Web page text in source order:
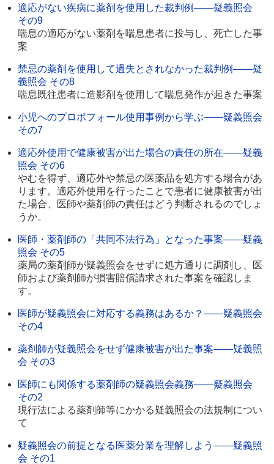
適応がない疾病に薬剤を使用した裁判例――疑義照会
その9
喘息の適応がない薬剤を喘息患者に投与し、死亡した事
案
禁忌の薬剤を使用して過失とされなかった裁判例――疑
義照会 その8
喘息既往患者に造影剤を使用して喘息発作が起きた事案
小児へのプロポフォール使用事例から学ぶ――疑義照会
その7
適応外使用で健康被害が出た場合の責任の所在――疑義
照会 その6
やむを得ず、適応外や禁忌の医薬品を処方する場合があ
ります。適応外使用を行ったことで患者に健康被害が出
た場合、医師や薬剤師の責任はどう判断されるのでしょ
うか。
医師・薬剤師の「共同不法行為」となった事案――疑義
照会 その5
薬局の薬剤師が疑義照会をせずに処方通りに調剤し、医
師および薬剤師が損害賠償請求された事案を確認しま
す。
医師が疑義照会に対応する義務はあるか？――疑義照会
その4
薬剤師が疑義照会をせず健康被害が出た事案――疑義照
会 その3
医師にも関係する薬剤師の疑義照会義務――疑義照会
その2
現行法による薬剤師等にかかる疑義照会の法規制につい
て
疑義照会の前提となる医薬分業を理解しよう――疑義照
会 その1